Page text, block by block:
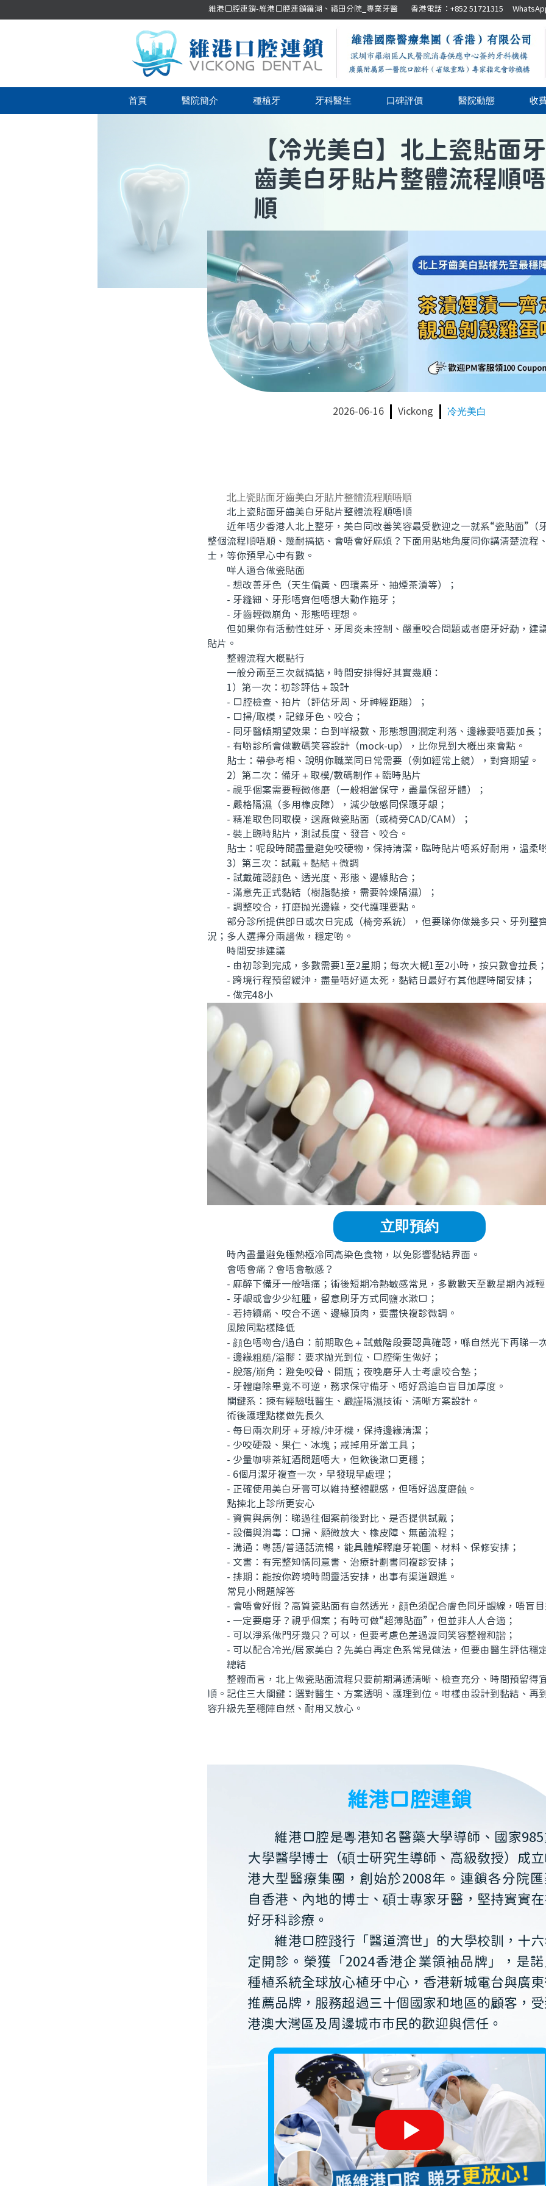
維港口腔連鎖-維港口腔連鎖羅湖、福田分院_專業牙醫 香港電話：+852 51721315
首頁 醫院簡介 種植牙 牙科醫生 口碑評價 醫院動態 收
【冷光美白】 北上瓷貼面牙
齒美白牙貼片整體流程順唔
順
2026-06-16 Vickong 冷光美白
北上瓷貼面牙齒美白牙貼片整體流程順唔順
北上瓷貼面牙齒美白牙貼片整體流程順唔順
近年唔少香港人北上整牙，美白同改善笑容最受歡迎之一就系“瓷貼面”（
整個流程順唔順、幾耐搞掂、會唔會好麻煩？下面用貼地角度同你講清楚流程
士，等你預早心中有數。
咩人適合做瓷貼面
- 想改善牙色（天生偏黃、四環素牙、抽煙茶漬等）；
- 牙縫細、牙形唔齊但唔想大動作箍牙；
- 牙齒輕微崩角、形態唔理想。
但如果你有活動性蛀牙、牙周炎未控制、嚴重咬合問題或者磨牙好勐，建
貼片。
整體流程大概點行
一般分兩至三次就搞掂，時間安排得好其實幾順：
1）第一次：初診評估＋設計
- 口腔檢查、拍片（評估牙周、牙神經距離）；
- 口掃/取模，記錄牙色、咬合；
- 同牙醫傾期望效果：白到咩級數、形態想圓潤定利落、邊緣要唔要加長；
- 有啲診所會做數碼笑容設計（mock-up），比你見到大概出來會點。
貼士：帶參考相、說明你職業同日常需要（例如經常上鏡），對齊期望。
2）第二次：備牙＋取模/數碼制作＋臨時貼片
- 視乎個案需要輕微修磨（一般相當保守，盡量保留牙體）；
- 嚴格隔濕（多用橡皮障），減少敏感同保護牙龈；
- 精准取色同取模，送廠做瓷貼面（或椅旁CAD/CAM）；
- 裝上臨時貼片，測試長度、發音、咬合。
貼士：呢段時間盡量避免咬硬物，保持清潔，臨時貼片唔系好耐用，溫柔
3）第三次：試戴＋黏結＋微調
- 試戴確認顔色、透光度、形態、邊緣貼合；
- 滿意先正式黏結（樹脂黏接，需要幹燥隔濕）；
- 調整咬合，打磨抛光邊緣，交代護理要點。
部分診所提供即日或次日完成（椅旁系統），但要睇你做幾多只、牙列整
況；多人選擇分兩趟做，穩定啲。
時間安排建議
- 由初診到完成，多數需要1至2星期；每次大概1至2小時，按只數會拉長
- 跨境行程預留緩沖，盡量唔好逼太死，黏結日最好冇其他趕時間安排；
- 做完48小
立即預約
時內盡量避免極熱極冷同高染色食物，以免影響黏結界面。
會唔會痛？會唔會敏感？
- 麻醉下備牙一般唔痛；術後短期冷熱敏感常見，多數數天至數星期內減
- 牙龈或會少少紅腫，留意刷牙方式同鹽水漱口；
- 若持續痛、咬合不適、邊緣頂肉，要盡快複診微調。
風險同點樣降低
- 顔色唔吻合/過白：前期取色＋試戴階段要認真確認，喺自然光下再睇一
- 邊緣粗糙/溢膠：要求抛光到位、口腔衛生做好；
- 脫落/崩角：避免咬骨、開瓶；夜晚磨牙人士考慮咬合墊；
- 牙體磨除畢竟不可逆，務求保守備牙、唔好爲追白盲目加厚度。
關鍵系：揀有經驗嘅醫生、嚴謹隔濕技術、清晰方案設計。
術後護理點樣做先長久
- 每日兩次刷牙＋牙線/沖牙機，保持邊緣清潔；
- 少咬硬殼、果仁、冰塊；戒掉用牙當工具；
- 少量咖啡茶紅酒問題唔大，但飲後漱口更穩；
- 6個月潔牙複查一次，早發現早處理；
- 正確使用美白牙膏可以維持整體觀感，但唔好過度磨蝕。
點揀北上診所更安心
- 資質與病例：睇過往個案前後對比、是否提供試戴；
- 設備與消毒：口掃、顯微放大、橡皮障、無菌流程；
- 溝通：粵語/普通話流暢，能具體解釋磨牙範圍、材料、保修安排；
- 文書：有完整知情同意書、治療計劃書同複診安排；
- 排期：能按你跨境時間靈活安排，出事有渠道跟進。
常見小問題解答
- 會唔會好假？高質瓷貼面有自然透光，顔色須配合膚色同牙龈線，唔盲目
- 一定要磨牙？視乎個案；有時可做“超薄貼面”，但並非人人合適；
- 可以淨系做門牙幾只？可以，但要考慮色差過渡同笑容整體和諧；
- 可以配合冷光/居家美白？先美白再定色系常見做法，但要由醫生評估穩
總結
整體而言，北上做瓷貼面流程只要前期溝通清晰、檢查充分、時間預留得
順。記住三大關鍵：選對醫生、方案透明、護理到位。咁樣由設計到黏結、再
容升級先至穩陣自然、耐用又放心。
維港口腔連鎖
維港口腔是粵港知名醫藥大學導師、國家
大學醫學博士（碩士研究生導師、高級教授）成
港大型醫療集團，創始於2008年。連鎖各分院
自香港、內地的博士、碩士專家牙醫，堅持實實
好牙科診療。
維港口腔踐行「醫道濟世」的大學校訓，十
定開診。榮獲「2024香港企業領袖品牌」，是
種植系統全球放心植牙中心，香港新城電台與廣
推薦品牌，服務超過三十個國家和地區的顧客，
港澳大灣區及周邊城市市民的歡迎與信任。